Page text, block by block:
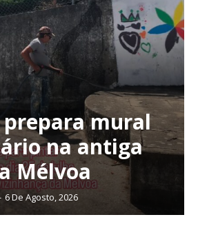
prepara mural
na antiga
Mélvoa
6 De Agosto, 2026